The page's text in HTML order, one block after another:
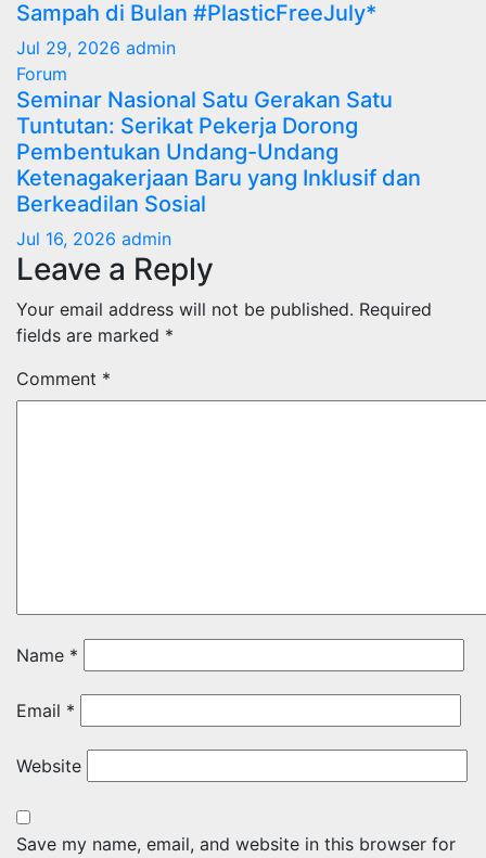
Sampah di Bulan #PlasticFreeJuly*
Jul 29, 2026 admin
Forum
Seminar Nasional Satu Gerakan Satu
Tuntutan: Serikat Pekerja Dorong
Pembentukan Undang-Undang
Ketenagakerjaan Baru yang Inklusif dan
Berkeadilan Sosial
Jul 16, 2026 admin
Leave a Reply
Your email address will not be published. Required
fields are marked *
Comment *
Name *
Email *
Website
Save my name, email, and website in this browser for